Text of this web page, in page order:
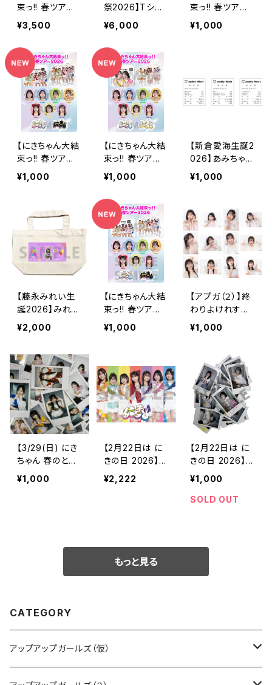
束っ!! 春ツアー2
026】にきちゃん
タオル 2026ve
r.
¥3,500
祭2026】Tシャ
ツ
¥6,000
束っ!! 春ツアー2
026】ご当地B6
シールシート（6/
¥1,000
【にきちゃん大結
束っ!! 春ツアー2
026】ご当地B6
シールシート（6/
¥1,000
【にきちゃん大結
束っ!! 春ツアー2
026】ご当地B6
シールシート（6/
7 静岡）
¥1,000
【新倉愛海生誕2
026】あみちゃん
先生がコンビニ
で買ったお昼の
¥1,000
【藤永みれい生
誕2026】みれた
ん描き下ろし ト
ートバッグ
¥2,000
【にきちゃん大結
束っ!! 春ツアー2
026】ご当地B6
シールシート（4/
¥1,000
【アプガ（２）】終
わりよけれすべ
てよしじゃないM
V L判ランダム生
¥1,000
【3/29(日) にき
ちゃん 春のとび
ら大特典会】 ラ
ンダムチェキ
¥1,000
【2月22日は に
きの日 2026】ラ
ンダムサイン入
り キラプリA3ポ
¥2,222
【2月22日は に
きの日 2026】ラ
ンダムチェキ
アンコール衣装
ver.
¥1,000
SOLD OUT
もっと見る
CATEGORY
アップアップガールズ（仮）